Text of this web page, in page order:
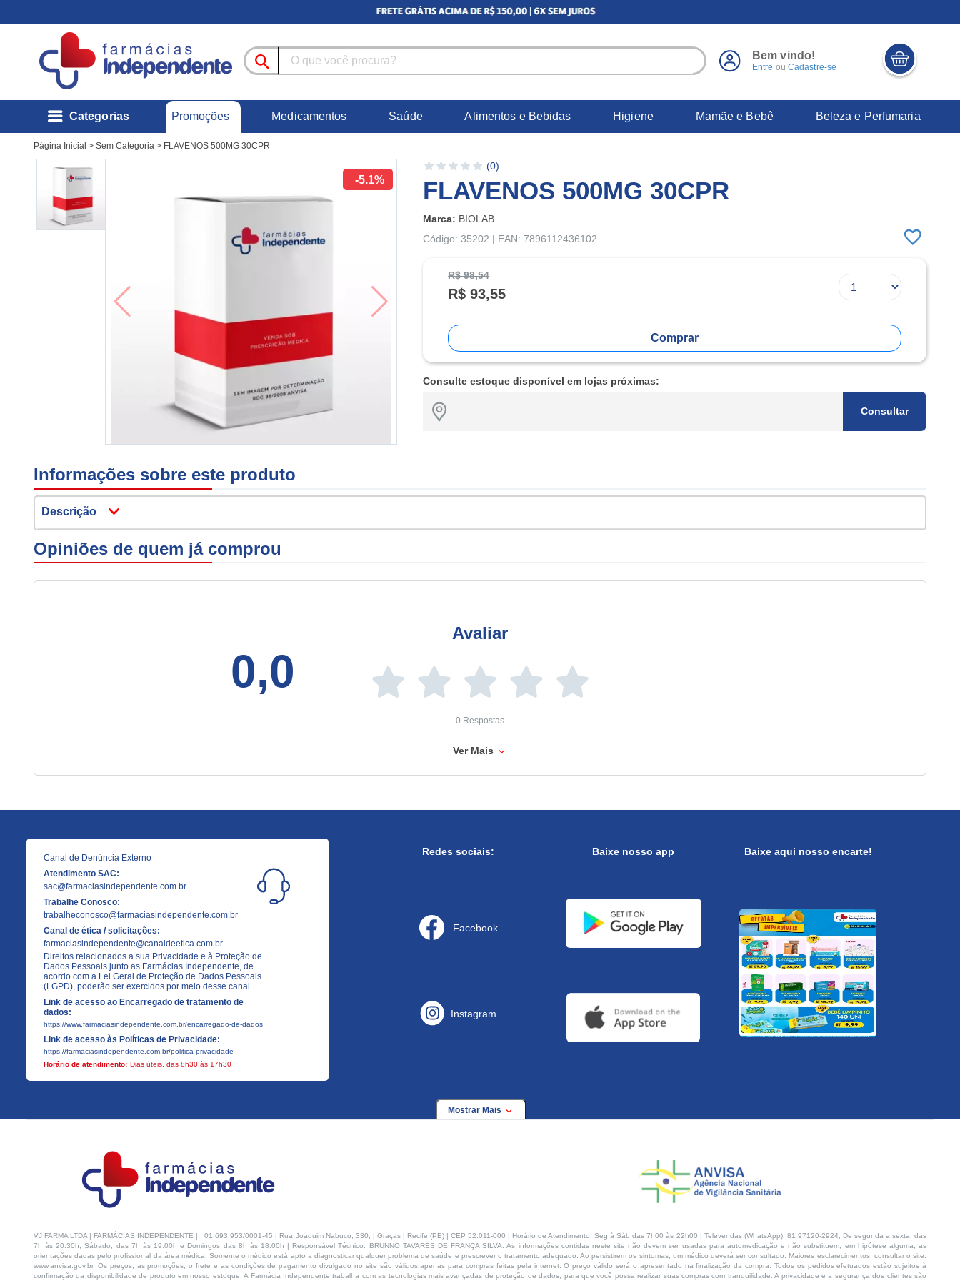
Bem vindo!
Entre ou Cadastre-se
Categorias Promoções Medicamentos Saúde Alimentos e Bebidas Higiene Mamãe e Bebê Beleza e Perfumaria
Página Inicial > Sem Categoria > FLAVENOS 500MG 30CPR
-5.1%
(0)
FLAVENOS 500MG 30CPR
Marca: BIOLAB
Código: 35202 | EAN: 7896112436102
R$ 98,54
R$ 93,55
Comprar
Consulte estoque disponível em lojas próximas:
Consultar
Informações sobre este produto
Descrição
Opiniões de quem já comprou
0,0
Avaliar
0 Respostas
Ver Mais
Canal de Denúncia Externo
Atendimento SAC:
sac@farmaciasindependente.com.br
Trabalhe Conosco:
trabalheconosco@farmaciasindependente.com.br
Canal de ética / solicitações:
farmaciasindependente@canaldeetica.com.br
Direitos relacionados a sua Privacidade e à Proteção de
Dados Pessoais junto as Farmácias Independente, de
acordo com a Lei Geral de Proteção de Dados Pessoais
(LGPD), poderão ser exercidos por meio desse canal
Link de acesso ao Encarregado de tratamento de
dados:
https://www.farmaciasindependente.com.br/encarregado-de-dados
Link de acesso às Políticas de Privacidade:
https://farmaciasindependente.com.br/politica-privacidade
Horário de atendimento: Dias úteis, das 8h30 às 17h30
Redes sociais:
Facebook
Instagram
Baixe nosso app Baixe aqui nosso encarte!
Mostrar Mais
VJ FARMA LTDA | FARMÁCIAS INDEPENDENTE | : 01.693.953/0001-45 | Rua Joaquim Nabuco, 330, | Graças | Recife (PE) | CEP 52.011-000 | Horário de Atendimento: Seg à Sáb das 7h00 às 22h00 | Televendas (WhatsApp): 81 97120-2924, De segunda a sexta, das
7h às 20:30h, Sábado, das 7h às 19:00h e Domingos das 8h às 18:00h | Responsável Técnico: BRUNNO TAVARES DE FRANÇA SILVA. As informações contidas neste site não devem ser usadas para automedicação e não substituem, em hipótese alguma, as
orientações dadas pelo profissional da área médica. Somente o médico está apto a diagnosticar qualquer problema de saúde e prescrever o tratamento adequado. Ao persistirem os sintomas, um médico deverá ser consultado. Maiores esclarecimentos, consultar o site:
www.anvisa.gov.br. Os preços, as promoções, o frete e as condições de pagamento divulgado no site são válidos apenas para compras feitas pela internet. O preço válido será o apresentado na finalização da compra. Todos os pedidos efetuados estão sujeitos à
confirmação da disponibilidade de produto em nosso estoque. A Farmácia Independente trabalha com as tecnologias mais avançadas de proteção de dados, para que você possa realizar suas compras com tranquilidade. A privacidade e a segurança dos clientes são